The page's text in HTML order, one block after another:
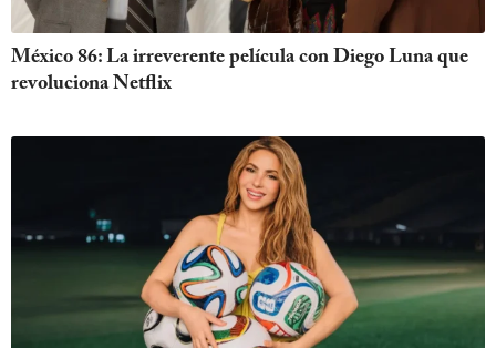
México 86: La irreverente película con Diego Luna que
revoluciona Netflix